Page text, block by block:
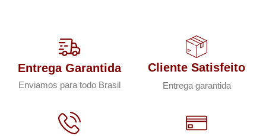
Entrega Garantida
Enviamos para todo Brasil
Cliente Satisfeito
Entrega garantida